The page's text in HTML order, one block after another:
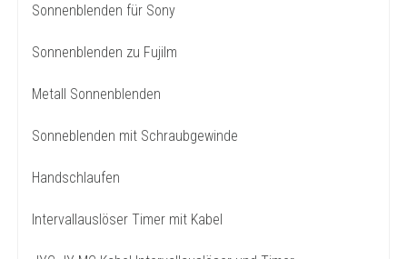
Sonnenblenden für Sony
Sonnenblenden zu Fujilm
Metall Sonnenblenden
Sonneblenden mit Schraubgewinde
Handschlaufen
Intervallauslöser Timer mit Kabel